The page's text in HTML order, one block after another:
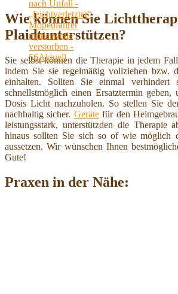
Wie können Sie
Plaidtunterstützen?
Sie selbst können die Therapie in jedem
indem Sie sie regelmäßig vollziehen bzw.
einhalten. Sollten Sie einmal verhindert
schnellstmöglich einen Ersatztermin geben,
Dosis Licht nachzuholen. So stellen Sie
nachhaltig sicher. Gerätefür den
leistungsstark, unterstützden die Therapie
hinaus sollten Sie sich so of wie möglich
aussetzen. Wir wünschen Ihnen
Gute!
Praxen in der Nähe: